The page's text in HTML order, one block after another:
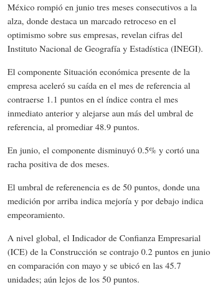
México rompió en junio tres meses consecutivos a la
alza, donde destaca un marcado retroceso en el
optimismo sobre sus empresas, revelan cifras del
Instituto Nacional de Geografía y Estadística (INEGI).
El componente Situación económica presente de la
empresa aceleró su caída en el mes de referencia al
contraerse 1.1 puntos en el índice contra el mes
inmediato anterior y alejarse aun más del umbral de
referencia, al promediar 48.9 puntos.
En junio, el componente disminuyó 0.5% y cortó una
racha positiva de dos meses.
El umbral de referenencia es de 50 puntos, donde una
medición por arriba indica mejoría y por debajo indica
empeoramiento.
A nivel global, el Indicador de Confianza Empresarial
(ICE) de la Construcción se contrajo 0.2 puntos en junio
en comparación con mayo y se ubicó en las 45.7
unidades; aún lejos de los 50 puntos.